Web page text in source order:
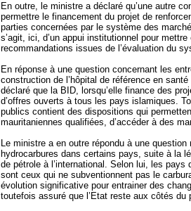
En outre, le ministre a déclaré qu’une autre
permettre le financement du projet de
parties concernées par le système des
s’agit, ici, d’un appui institutionnel pour
recommandations issues de l’évaluation du
En réponse à une question concernant les
construction de l’hôpital de référence en
déclaré que la BID, lorsqu’elle finance des
d’offres ouverts à tous les pays islamiques.
publics contient des dispositions qui
mauritaniennes qualifiées, d’accéder à des
Le ministre a en outre répondu à une
hydrocarbures dans certains pays, suite à la
de pétrole à l’international. Selon lui, les pays
sont ceux qui ne subventionnent pas le
évolution significative pour entrainer des
toutefois assuré que l’Etat reste aux côtés du